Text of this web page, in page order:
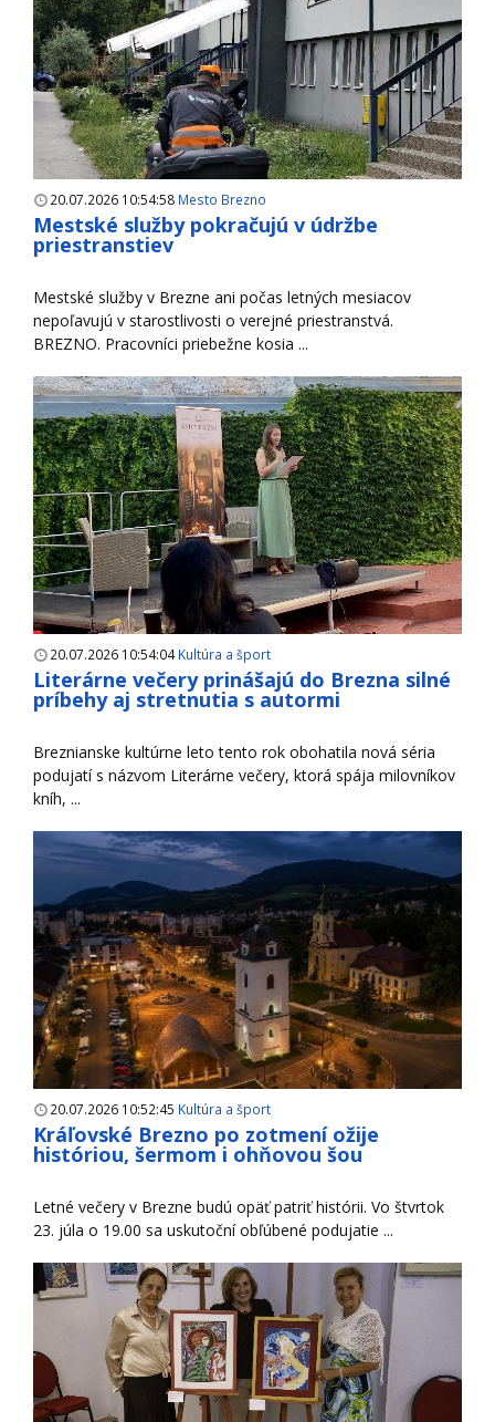
20.07.2026 10:54:58 Mesto Brezno
Mestské služby pokračujú v údržbe
priestranstiev
Mestské služby v Brezne ani počas letných mesiacov
nepoľavujú v starostlivosti o verejné priestranstvá.
BREZNO. Pracovníci priebežne kosia ...
20.07.2026 10:54:04Kultúra a šport
Literárne večery prinášajú do Brezna silné
príbehy aj stretnutia s autormi
Breznianske kultúrne leto tento rok obohatila nová séria
podujatí s názvom Literárne večery, ktorá spája milovníkov
kníh, ...
20.07.2026 10:52:45 Kultúra a šport
Kráľovské Brezno po zotmení ožije
históriou, šermom i ohňovou šou
Letné večery v Brezne budú opäť patriť histórii. Vo štvrtok
23. júla o 19.00 sa uskutoční obľúbené podujatie ...